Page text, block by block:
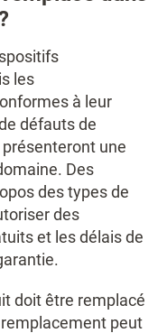
les
à leur
défauts de
une
Des
des types de
des
et les délais de
doit être remplacé
peut